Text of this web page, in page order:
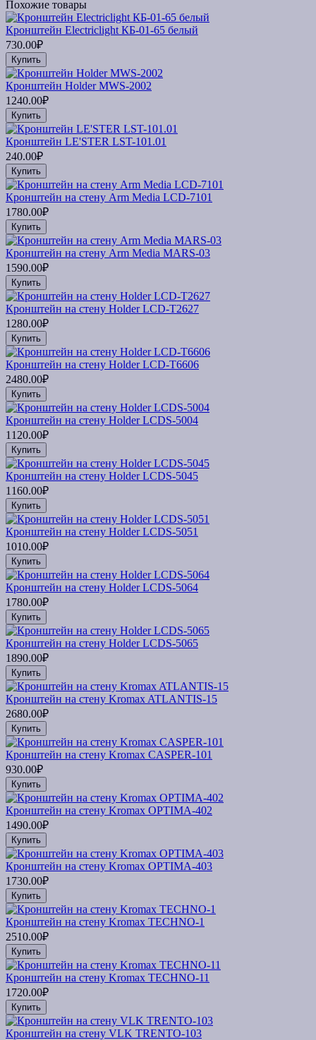
Похожие товары
Кронштейн Electriclight КБ-01-65 белый
730.00₽
Купить
Кронштейн Holder MWS-2002
1240.00₽
Купить
Кронштейн LE'STER LST-101.01
240.00₽
Купить
Кронштейн на стену Arm Media LCD-7101
1780.00₽
Купить
Кронштейн на стену Arm Media MARS-03
1590.00₽
Купить
Кронштейн на стену Holder LCD-T2627
1280.00₽
Купить
Кронштейн на стену Holder LCD-T6606
2480.00₽
Купить
Кронштейн на стену Holder LCDS-5004
1120.00₽
Купить
Кронштейн на стену Holder LCDS-5045
1160.00₽
Купить
Кронштейн на стену Holder LCDS-5051
1010.00₽
Купить
Кронштейн на стену Holder LCDS-5064
1780.00₽
Купить
Кронштейн на стену Holder LCDS-5065
1890.00₽
Купить
Кронштейн на стену Kromax ATLANTIS-15
2680.00₽
Купить
Кронштейн на стену Kromax CASPER-101
930.00₽
Купить
Кронштейн на стену Kromax OPTIMA-402
1490.00₽
Купить
Кронштейн на стену Kromax OPTIMA-403
1730.00₽
Купить
Кронштейн на стену Kromax TECHNO-1
2510.00₽
Купить
Кронштейн на стену Kromax TECHNO-11
1720.00₽
Купить
Кронштейн на стену VLK TRENTO-103